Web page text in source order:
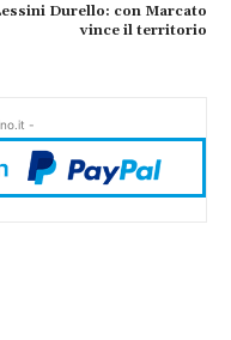
Durello: con Marcato
vince il territorio
-